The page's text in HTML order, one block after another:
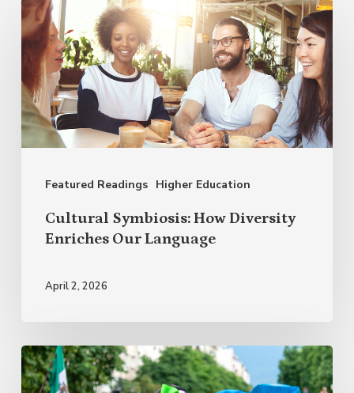
Featured Readings Higher Education
Cultural
Symbiosis:
How
Diversity
Enriches
Our
Cultural Symbiosis: How Diversity
Enriches Our Language
April 2, 2026
Why
Celebrate